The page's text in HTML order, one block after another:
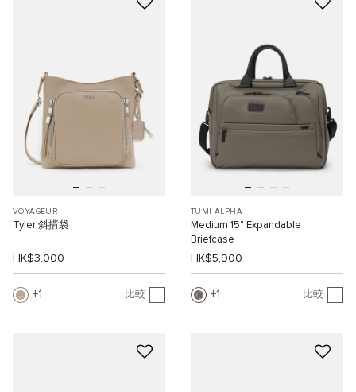
VOYAGEUR
Tyler 斜揹袋
HK$3,000
1 比較
TUMI ALPHA
Medium 15" Expandable
Briefcase
HK$5,900
1 比較